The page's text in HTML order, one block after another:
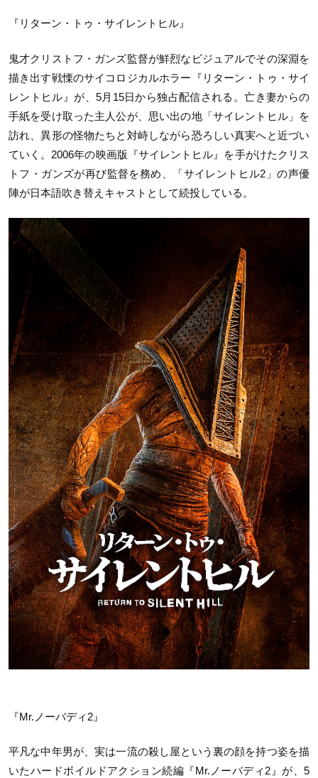
『リターン・トゥ・サイレントヒル』
鬼才クリストフ・ガンズ監督が鮮烈なビジュアルでその深淵を
描き出す戦慄のサイコロジカルホラー『リターン・トゥ・サイ
レントヒル』が、5月15日から独占配信される。亡き妻からの
手紙を受け取った主人公が、思い出の地「サイレントヒル」を
訪れ、異形の怪物たちと対峙しながら恐ろしい真実へと近づい
ていく。2006年の映画版『サイレントヒル』を手がけたクリス
トフ・ガンズが再び監督を務め、「サイレントヒル2」の声優
陣が日本語吹き替えキャストとして続投している。
『Mr.ノーバディ2』
平凡な中年男が、実は一流の殺し屋という裏の顔を持つ姿を描
いたハードボイルドアクション続編『Mr.ノーバディ2』が、5